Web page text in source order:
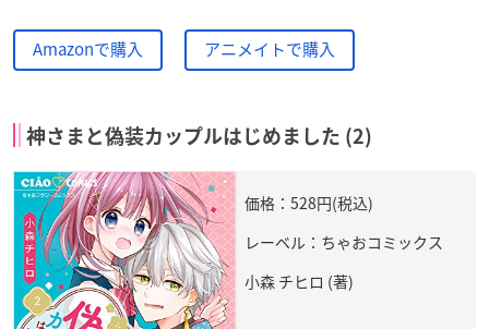
Amazonで購入 アニメイトで購入
神さまと偽装カップルはじめました (2)
価格：528円(税込)
レーベル：ちゃおコミックス
小森 チヒロ (著)